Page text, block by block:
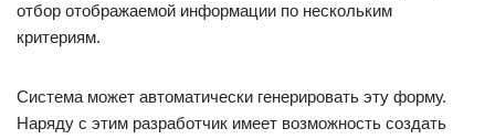
отбор отображаемой информации по нескольким
критериям.
Система может автоматически генерировать эту форму.
Наряду с этим разработчик имеет возможность создать